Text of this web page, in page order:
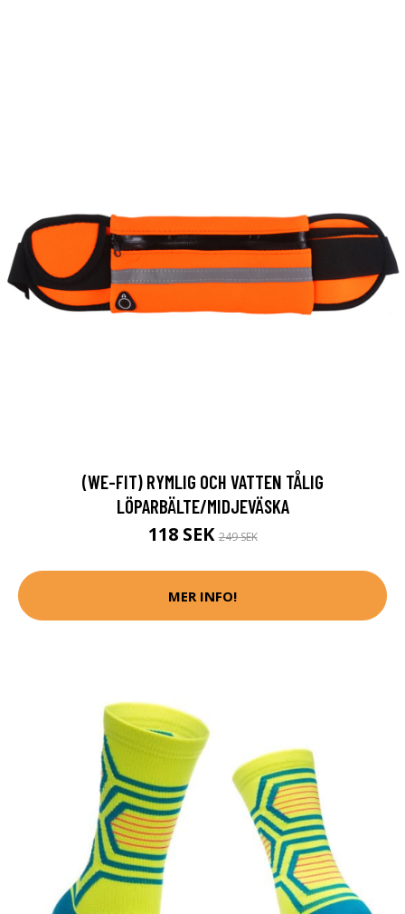
(WE-FIT) RYMLIG OCH VATTEN TÅLIG
LÖPARBÄLTE/MIDJEVÄSKA
118 SEK249 SEK
MER INFO!